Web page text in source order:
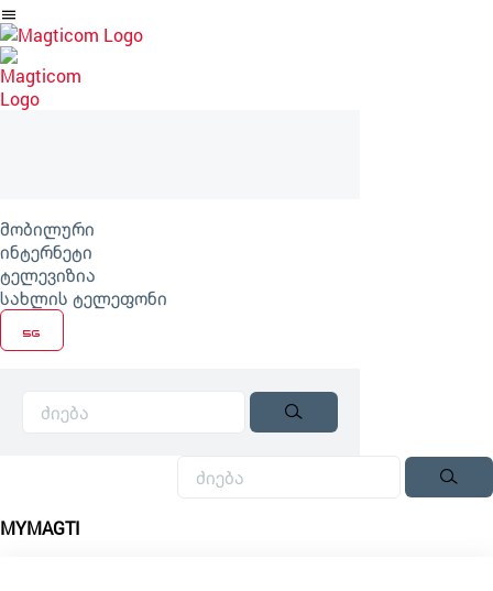
არტიკლზე
გადასვლა
მობილური
ინტერნეტი
ტელევიზია
სახლის ტელეფონი
MYMAGTI